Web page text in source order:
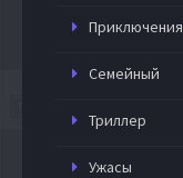
Приключения
Семейный
Триллер
Ужасы